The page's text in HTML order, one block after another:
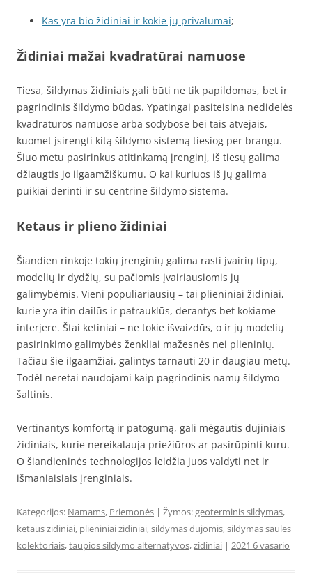
Kas yra bio židiniai ir kokie jų privalumai;
Židiniai mažai kvadratūrai namuose
Tiesa, šildymas židiniais gali būti ne tik papildomas, bet ir
pagrindinis šildymo būdas. Ypatingai pasiteisina nedidelės
kvadratūros namuose arba sodybose bei tais atvejais,
kuomet įsirengti kitą šildymo sistemą tiesiog per brangu.
Šiuo metu pasirinkus atitinkamą įrenginį, iš tiesų galima
džiaugtis jo ilgaamžiškumu. O kai kuriuos iš jų galima
puikiai derinti ir su centrine šildymo sistema.
Ketaus ir plieno židiniai
Šiandien rinkoje tokių įrenginių galima rasti įvairių tipų,
modelių ir dydžių, su pačiomis įvairiausiomis jų
galimybėmis. Vieni populiariausių – tai plieniniai židiniai,
kurie yra itin dailūs ir patrauklūs, derantys bet kokiame
interjere. Štai ketiniai – ne tokie išvaizdūs, o ir jų modelių
pasirinkimo galimybės ženkliai mažesnės nei plieninių.
Tačiau šie ilgaamžiai, galintys tarnauti 20 ir daugiau metų.
Todėl neretai naudojami kaip pagrindinis namų šildymo
šaltinis.
Vertinantys komfortą ir patogumą, gali mėgautis dujiniais
židiniais, kurie nereikalauja priežiūros ar pasirūpinti kuru.
O šiandieninės technologijos leidžia juos valdyti net ir
išmaniaisiais įrenginiais.
Kategorijos: Namams, Priemonės | Žymos:geoterminis sildymas,
ketaus zidiniai, plieniniai zidiniai,sildymas dujomis,sildymas saules
kolektoriais,taupios sildymo alternatyvos,zidiniai | 2021 6 vasario